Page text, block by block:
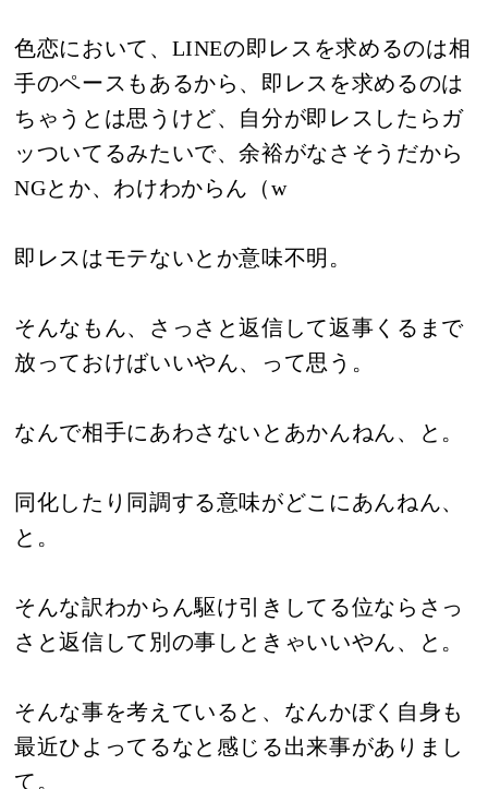
色恋において、LINEの即レスを求めるのは相
手のペースもあるから、即レスを求めるのは
ちゃうとは思うけど、自分が即レスしたらガ
ッついてるみたいで、余裕がなさそうだから
NGとか、わけわからん（w
即レスはモテないとか意味不明。
そんなもん、さっさと返信して返事くるまで
放っておけばいいやん、って思う。
なんで相手にあわさないとあかんねん、と。
同化したり同調する意味がどこにあんねん、
と。
そんな訳わからん駆け引きしてる位ならさっ
さと返信して別の事しときゃいいやん、と。
そんな事を考えていると、なんかぼく自身も
最近ひよってるなと感じる出来事がありまし
て。